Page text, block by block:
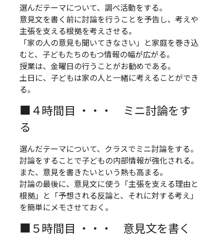
選んだテーマについて、調べ活動をする。
意見文を書く前に討論を行うことを予告し、考えや
主張を支える根拠を考えさせる。
「家の人の意見も聞いてきなさい」と家庭を巻き込
むと、子どもたちのもつ情報の幅が広がる。
授業は、金曜日の行うことがお勧めである。
土日に、子どもは家の人と一緒に考えることができ
る。
■４時間目 ・・・ ミニ討論をす
る
選んだテーマについて、クラスでミニ討論をする。
討論をすることで子どもの内部情報が強化される。
また、意見を書きたいという熱も高まる。
討論の最後に、意見文に使う「主張を支える理由と
根拠」と「予想される反論と、それに対する考え」
を簡単にメモさせておく。
■５時間目 ・・・ 意見文を書く